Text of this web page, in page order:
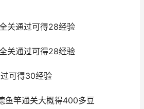
关通过可得28经验
关通过可得28经验
可得30经验
鱼竿通关大概得400多豆